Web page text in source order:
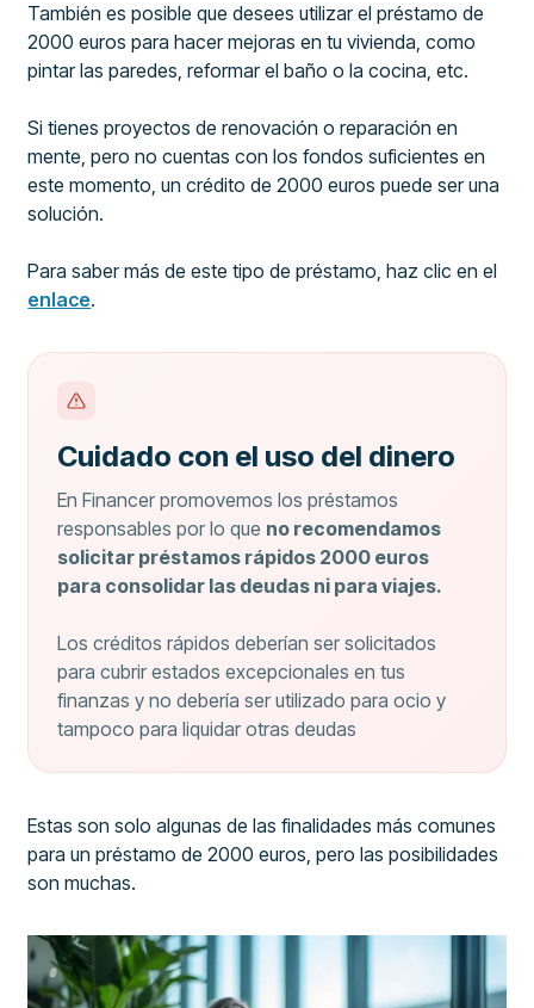
También es posible que desees utilizar el préstamo de
2000 euros para hacer mejoras en tu vivienda, como
pintar las paredes, reformar el baño o la cocina, etc.
Si tienes proyectos de renovación o reparación en
mente, pero no cuentas con los fondos suficientes en
este momento, un crédito de 2000 euros puede ser una
solución.
Para saber más de este tipo de préstamo, haz clic en el
enlace.
Cuidado con el uso del dinero
En Financer promovemos los préstamos
responsables por lo que no recomendamos
solicitar préstamos rápidos 2000 euros
para consolidar las deudas ni para viajes.
Los créditos rápidos deberían ser solicitados
para cubrir estados excepcionales en tus
finanzas y no debería ser utilizado para ocio y
tampoco para liquidar otras deudas
Estas son solo algunas de las finalidades más comunes
para un préstamo de 2000 euros, pero las posibilidades
son muchas.